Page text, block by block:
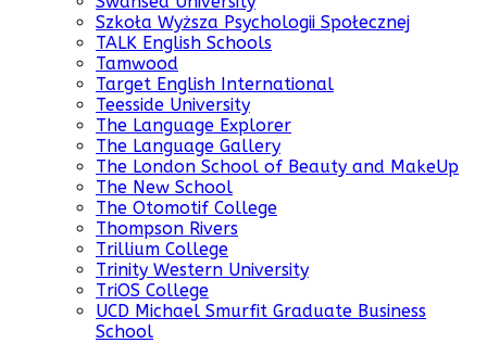
Szkoła Wyższa Psychologii Społecznej
TALK English Schools
Tamwood
Target English International
Teesside University
The Language Explorer
The Language Gallery
The London School of Beauty and MakeUp
The New School
The Otomotif College
Thompson Rivers
Trillium College
Trinity Western University
TriOS College
UCD Michael Smurfit Graduate Business
School